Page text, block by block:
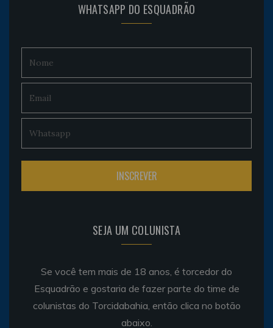
WHATSAPP DO ESQUADRÃO
SEJA UM COLUNISTA
Se você tem mais de 18 anos, é torcedor do
Esquadrão e gostaria de fazer parte do time de
colunistas do Torcidabahia, então clica no botão
abaixo.